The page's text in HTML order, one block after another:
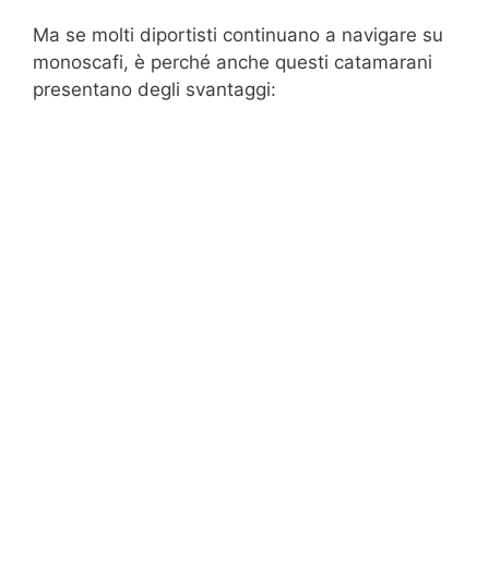
Ma se molti diportisti continuano a navigare su
monoscafi, è perché anche questi catamarani
presentano degli svantaggi: